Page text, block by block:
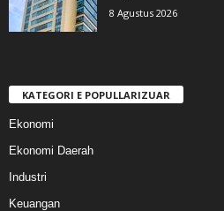
8 Agustus 2026
KATEGORI E POPULLARIZUAR
Ekonomi
Ekonomi Daerah
Industri
Keuangan